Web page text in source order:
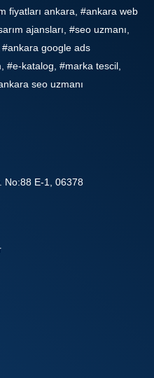
fiyatları ankara, #ankara web
ajansları, #seo uzmanı,
google ads
#e-katalog, #marka tescil,
seo uzmanı
No:88 E-1, 06378